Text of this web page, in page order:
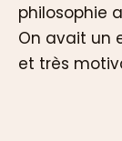
philosophie
On avait un
et très